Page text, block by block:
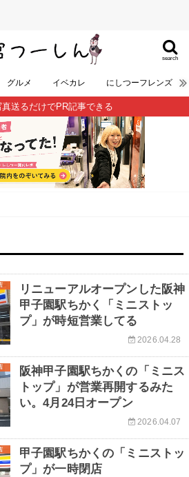
search
グルメ イベカレ にしつーフレンズ
真送るだけでPR記事できる
リニューアルオープンした阪神
甲子園駅ちかく「ミニストッ
プ」が時短営業してる
2026.04.28
阪神甲子園駅ちかくの「ミニス
トップ」が営業再開するみた
い。4月24日オープン
2026.04.07
甲子園駅ちかくの「ミニストッ
プ」が一時閉店